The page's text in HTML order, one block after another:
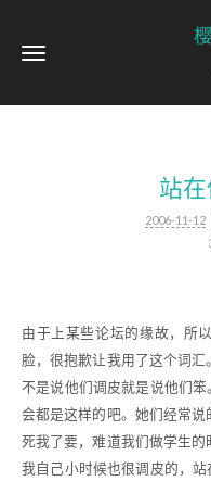
站
2006-11-12
由于上某些论坛的缘故，所
脸，很抱歉让我用了这个词汇
不是说他们调皮就是说他们
会都是这样的吧。她们经常
死我了要，难道我们做学生
我自己小时候也很调皮的，